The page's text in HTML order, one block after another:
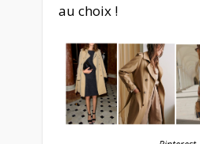
au choix !